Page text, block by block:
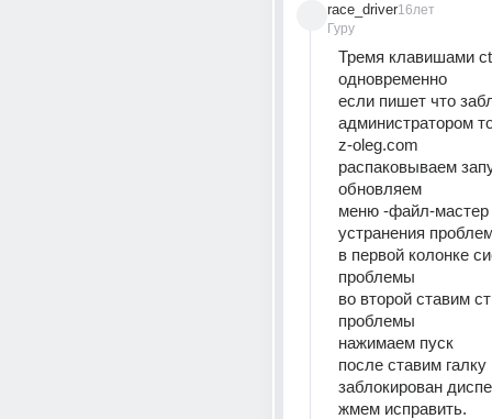
race_driver
Гуру
16лет
Тремя клавишами
одновременно
если пишет что
администратором
z-oleg.com
распаковываем
обновляем
меню -файл-мастер
устранения
в первой колонке
проблемы
во второй ставим
проблемы
нажимаем пуск
после ставим галку
заблокирован
жмем исправить.